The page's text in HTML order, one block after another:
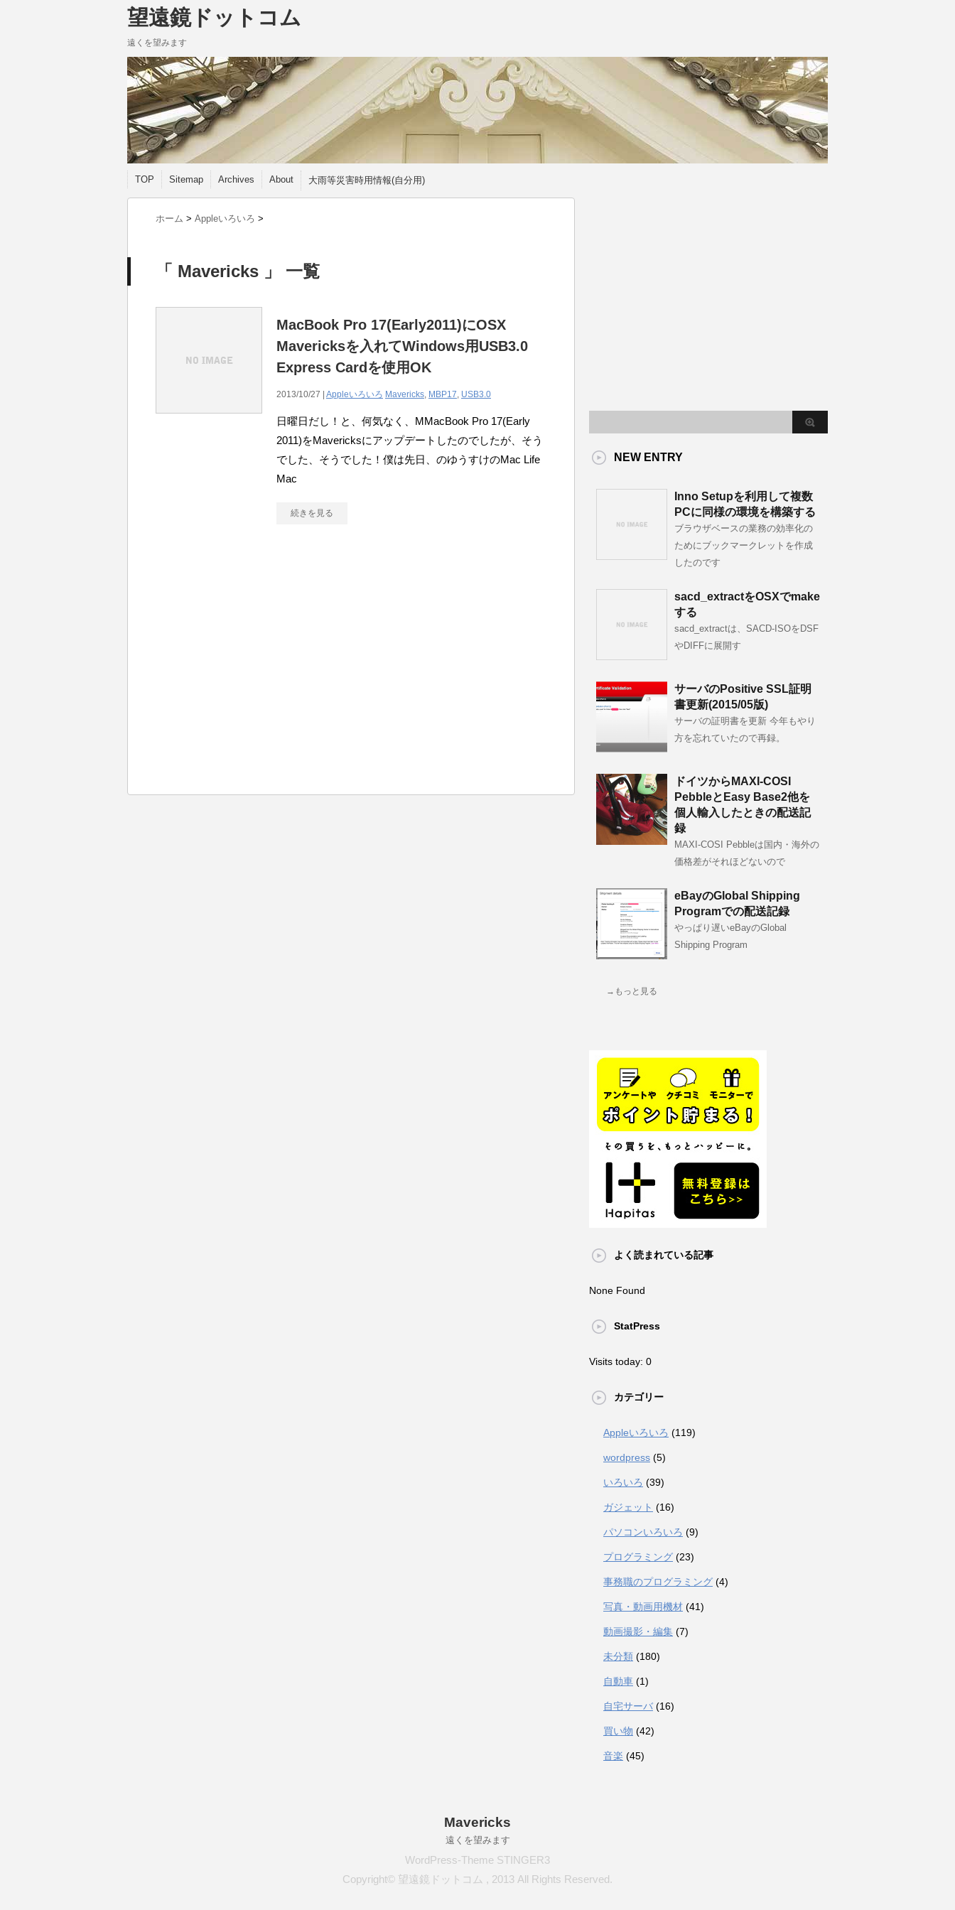
望遠鏡ドットコム
遠くを望みます
TOP Sitemap Archives About 大雨等災害時用情報(自分用)
ホーム > Appleいろいろ >
「 Mavericks 」 一覧
MacBook Pro 17(Early2011)にOSX
Mavericksを入れてWindows用USB3.0
Express Cardを使用OK
2013/10/27 | Appleいろいろ Mavericks, MBP17, USB3.0
日曜日だし！と、何気なく、MMacBook Pro 17(Early
2011)をMavericksにアップデートしたのでしたが、そう
でした、そうでした！僕は先日、のゆうすけのMac Life
Mac
続きを見る
NEW ENTRY
Inno Setupを利用して複数
PCに同様の環境を構築する
ブラウザベースの業務の効率化の
ためにブックマークレットを作成
したのです
sacd_extractをOSXでmake
する
sacd_extractは、SACD-ISOをDSF
やDIFFに展開す
サーバのPositive SSL証明
書更新(2015/05版)
サーバの証明書を更新 今年もやり
方を忘れていたので再録。
ドイツからMAXI-COSI
PebbleとEasy Base2他を
個人輸入したときの配送記
録
MAXI-COSI Pebbleは国内・海外の
価格差がそれほどないので
eBayのGlobal Shipping
Programでの配送記録
やっぱり遅いeBayのGlobal
Shipping Program
→もっと見る
よく読まれている記事
None Found
StatPress
Visits today: 0
カテゴリー
Appleいろいろ (119)
wordpress (5)
いろいろ (39)
ガジェット (16)
パソコンいろいろ (9)
プログラミング (23)
事務職のプログラミング (4)
写真・動画用機材 (41)
動画撮影・編集 (7)
未分類 (180)
自動車 (1)
自宅サーバ(16)
買い物 (42)
音楽 (45)
Mavericks
遠くを望みます
WordPress-Theme STINGER3
Copyright© 望遠鏡ドットコム , 2013 All Rights Reserved.